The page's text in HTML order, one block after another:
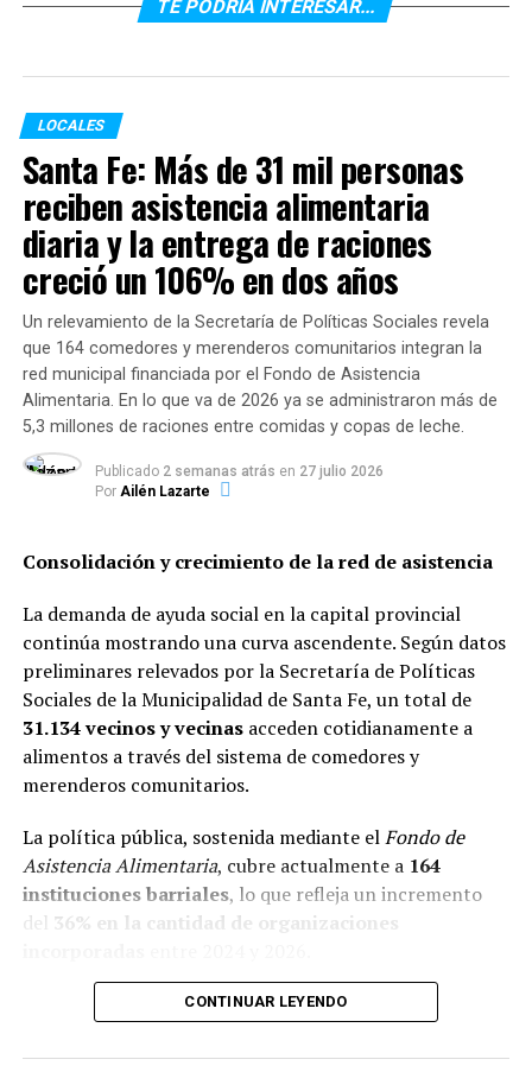
se resignifica un espacio de vital importancia para la
Rosario cuida a sus barrios
intención de intervenir integralmente en los barrios con
mayor vulneración de derechos. Aquí lo hacemos en el
Barrio Municipal, en la zona sur de Rosario, donde
hemos hecho el mejoramiento de un espacio público
para el barrio, que es la plazoleta de la Paz. Lo hicimos
conjuntamente con los vecinos y vecinas, para que los
niños puedan jugar y las familias puedan disfrutar de
este espacio. Este es un barrio que necesita mucho
cuidado”, expresó el secretario de Desarrollo Humano y
Hábitat, Nicolás Gianelloni.
Por su parte, Vanina Leone, coordinadora del programa
vecinas y vecinos estuvimos haciendo una serie de
que querían de esta reforma que íbamos a hacer y
tuvimos en cuenta sus demandas e intereses. La idea es
que los vecinos y vecinas puedan disfrutar de esta plaza
como lugar de encuentro, con nuevos juegos y espacios
compartidos”.
Durante la jornada hubo talleres de teatro y dibujo para
zona, junto a un puesto de serigrafía y un stand del
centro de salud del barrio donde se vacunó a vecinas y
vecinos. También hubo entrega de plantines para la
En primera persona
TE PODRÍA INTERESAR...
LOCALES
Santa Fe: Más de 31 mil personas
reciben asistencia alimentaria
diaria y la entrega de raciones
creció un 106% en dos años
Un relevamiento de la Secretaría de Políticas Sociales revela
que 164 comedores y merenderos comunitarios integran la
red municipal financiada por el Fondo de Asistencia
Alimentaria. En lo que va de 2026 ya se administraron más de
5,3 millones de raciones entre comidas y copas de leche.
Publicado 2 semanas atrás en 27 julio 2026
Por Ailén Lazarte
Consolidación y crecimiento de la red de asistencia
La demanda de ayuda social en la capital provincial
continúa mostrando una curva ascendente. Según datos
preliminares relevados por la Secretaría de Políticas
Sociales de la Municipalidad de Santa Fe, un total de
31.134 vecinos y vecinasacceden cotidianamente a
alimentos a través del sistema de comedores y
merenderos comunitarios.
La política pública, sostenida mediante elFondo de
Asistencia Alimentaria, cubre actualmente a 164
instituciones barriales, lo que refleja un incremento
del 36% en la cantidad de organizaciones
Este salto territorial vino acompañado de un aumento
CONTINUAR LEYENDO